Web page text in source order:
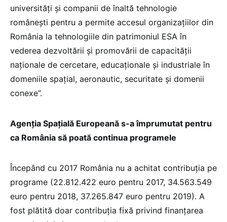
universități și companii de înaltă tehnologie
românești pentru a permite accesul organizațiilor din
România la tehnologiile din patrimoniul ESA în
vederea dezvoltării şi promovării de capacităţii
naţionale de cercetare, educaţionale şi industriale în
domeniile spaţial, aeronautic, securitate şi domenii
conexe”.
Agenţia Spaţială Europeană s-a împrumutat pentru
ca România să poată continua programele
Începând cu 2017 România nu a achitat contribuția pe
programe (22.812.422 euro pentru 2017, 34.563.549
euro pentru 2018, 37.265.847 euro pentru 2019). A
fost plătită doar contribuția fixă privind finanțarea